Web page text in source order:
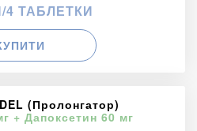
4 ТАБЛЕТКИ
(Пролонгатор)
+ Дапоксетин 60 мг